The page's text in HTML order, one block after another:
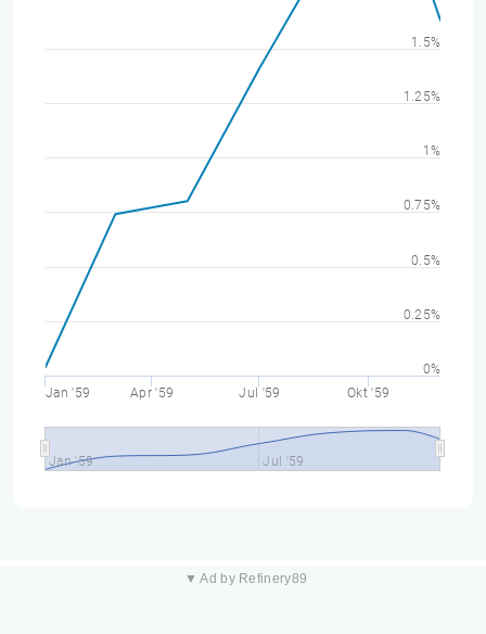
Jan '59 Apr '59 Jul '59 Okt '59
Jan '59 Jul '59
0%
0.25%
0.5%
0.75%
1%
1.25%
1.5%
▼ Ad by Refinery89